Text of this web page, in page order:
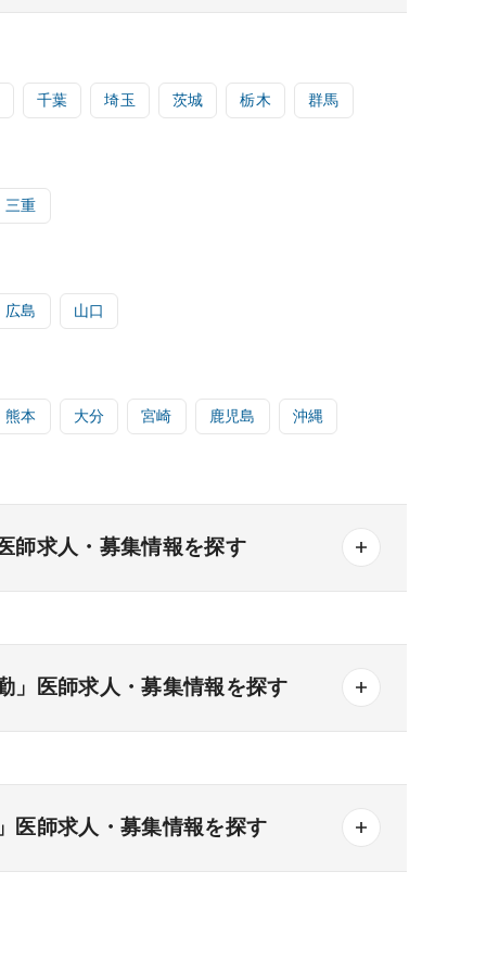
千葉 埼玉 茨城 栃木 群馬
三重
広島 山口
熊本 大分 宮崎 鹿児島 沖縄
師求人・募集情報を探す
」医師求人・募集情報を探す
医師求人・募集情報を探す